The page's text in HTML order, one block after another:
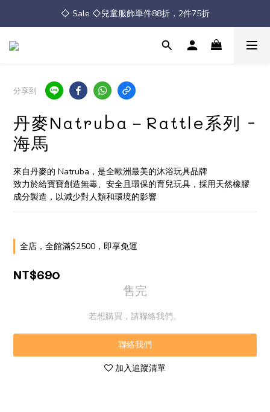
◇ Sale ◇兒童服飾單件88折，2件75折
◇ Sale ◇兒童服飾單件88折，2件75折
全館消費滿 $2500 免運
分享到
丹麥Natruba－Rattle系列 -
海馬
來自丹麥的 Natruba，是全歐洲最美的沐浴玩具品牌
致力於給寶寶創造無毒、安全且環保的育兒玩具，採用天然橡膠
成分製造，以減少對人類和環境的影響
全店，全館滿$2500，即享免運
NT$690
售完
若想購買，請聯絡我們。
聯絡我們
加入追蹤清單